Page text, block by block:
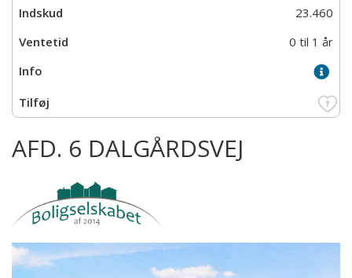
23.460
0 til 1 år
AFD. 6 DALGÅRDSVEJ